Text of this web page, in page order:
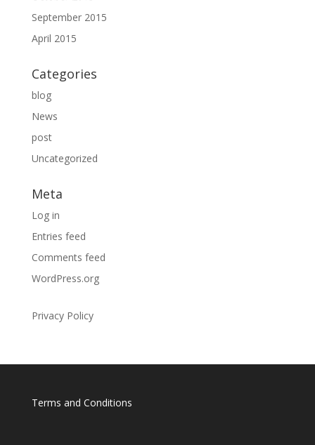
September 2015
April 2015
Categories
blog
News
post
Uncategorized
Meta
Log in
Entries feed
Comments feed
WordPress.org
Privacy Policy
Terms and Conditions